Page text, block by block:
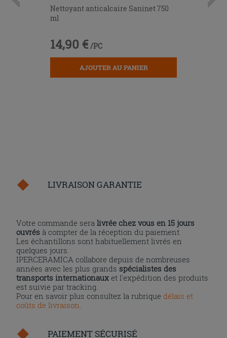
Nettoyant anticalcaire Saninet 750
ml
14,90 € /PC
AJOUTER AU PANIER
LIVRAISON GARANTIE
Votre commande seralivrée chez vous en 15 jours
ouvrés à compter de la réception du paiement.
Les échantillons sont habituellement livrés en
quelques jours.
IPERCERAMICA collabore depuis de nombreuses
années avec les plus grands spécialistes des
transports internationaux et l'expédition des produits
est suivie par tracking.
Pour en savoir plus consultez la rubriquedélais et
coûts de livraison
PAIEMENT SÉCURISÉ